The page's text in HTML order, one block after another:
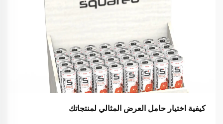
كيفية اختيار حامل العرض المثالي لمنتجاتك